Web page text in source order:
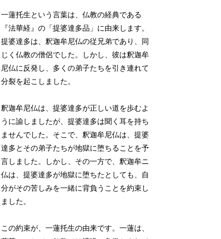
一蓮托生という言葉は、仏教の経典である
『法華経』の「提婆達多品」に由来します。
提婆達多は、釈迦牟尼仏の従兄弟であり、同
じく仏教の僧侶でした。しかし、彼は釈迦牟
尼仏に反発し、多くの弟子たちを引き連れて
分裂を起こしました。
釈迦牟尼仏は、提婆達多が正しい道を歩むよ
うに諭しましたが、提婆達多は聞く耳を持ち
ませんでした。そこで、釈迦牟尼仏は、提婆
達多とその弟子たちが地獄に堕ちることを予
言しました。しかし、その一方で、釈迦牟ニ
仏は、提婆達多が地獄に堕ちたとしても、自
分がその苦しみを一緒に背負うことを約束し
ました。
この約束が、一蓮托生の由来です。一蓮は、